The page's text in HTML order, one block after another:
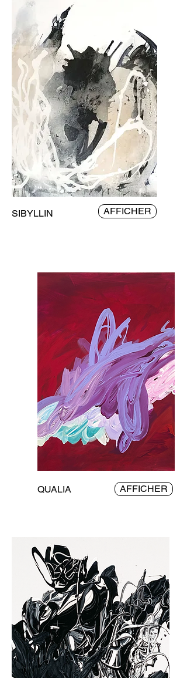
SIBYLLIN AFFICHER
QUALIA AFFICHER